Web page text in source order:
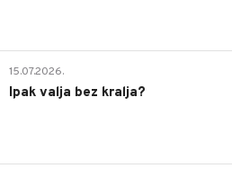
15.07.2026.
Ipak valja bez kralja?